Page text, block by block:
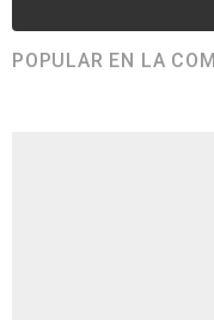
POPULAR EN LA